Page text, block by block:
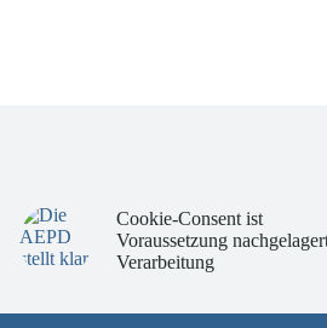
Cookie-Consent ist
Voraussetzung
Verarbeitung